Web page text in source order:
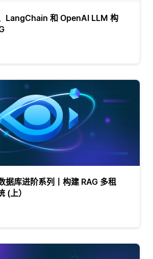
LangChain 和 OpenAI LLM 构
据库进阶系列丨构建 RAG 多租
(上）